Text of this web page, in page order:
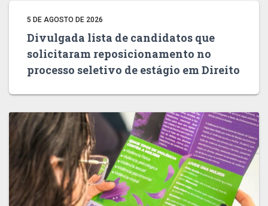
5 DE AGOSTO DE 2026
Divulgada lista de candidatos que
solicitaram reposicionamento no
processo seletivo de estágio em Direito